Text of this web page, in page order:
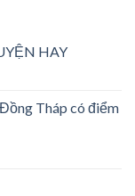
HAY
Tháp có điểm